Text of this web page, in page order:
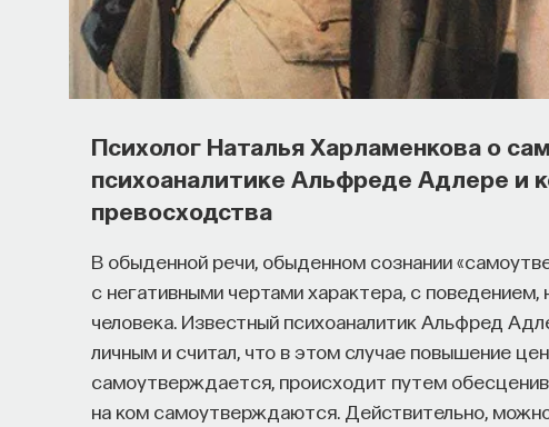
Психолог Наталья Харламенкова о
психоаналитике Альфреде Адлере и
превосходства
В обыденной речи, обыденном сознании
с негативными чертами характера, с
человека. Известный психоаналитик Альфред
личным и считал, что в этом случае повышение
самоутверждается, происходит путем
на ком самоутверждаются. Действительно,
Основатель ПостНауки Ивар
поможет найти свою нишу в
изменил медийное пространство на русском
компаниюNaukka, помогающую учёным и
в технологии и успешные стартапы. Теперь
работать в глобальных инновационных индустриях.
В ходе работы с научным сообществом Ивар и
индустрии испытывают кадровый голод,
Исследование аудитории ПостНауки
проекта имеют STEM-образование, при этом32%